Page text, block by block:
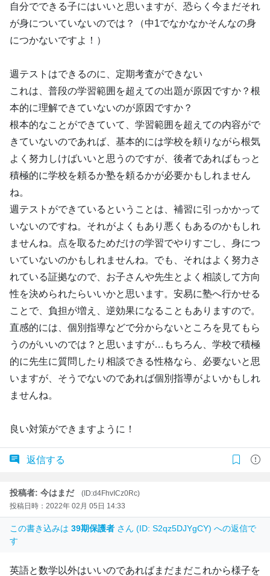
自分でできる子にはいいと思いますが、恐らく今まだそれ
が身についていないのでは？（中1でなかなかそんなの身
につかないですよ！）
週テストはできるのに、定期考査ができない
これは、普段の学習範囲を超えての出題が原因ですか？根
本的に理解できていないのが原因ですか？
根本的なことができていて、学習範囲を超えての内容がで
きていないのであれば、基本的には学校を頼りながら根気
よく努力しけばいいと思うのですが、後者であればもっと
積極的に学校を頼るか塾を頼るかが必要かもしれません
ね。
週テストができているということは、補習に引っかかって
いないのですね。それがよくもあり悪くもあるのかもしれ
ませんね。点を取るためだけの学習でやりすごし、身につ
いていないのかもしれませんね。でも、それはよく努力さ
れている証拠なので、お子さんや先生とよく相談して方向
性を決められたらいいかと思います。安易に塾へ行かせる
ことで、負担が増え、逆効果になることもありますので。
直感的には、個別指導などで分からないところを見てもら
うのがいいのでは？と思いますが…もちろん、学校で積極
的に先生に質問したり相談できる性格なら、必要ないと思
いますが、そうでないのであれば個別指導がよいかもしれ
ませんね。
良い対策ができますように！
返信する
投稿者: 今はまだ
(ID:d4FhvICz0Rc)
投稿日時：2022年 02月 05日 14:33
この書き込みは 39期保護者 さん (ID: S2qz5DJYgCY) への返信で
す
英語と数学以外はいいのであればまだまだこれから様子を